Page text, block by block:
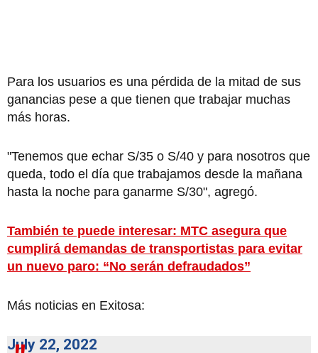
Para los usuarios es una pérdida de la mitad de sus
ganancias pese a que tienen que trabajar muchas
más horas.
"Tenemos que echar S/35 o S/40 y para nosotros que
queda, todo el día que trabajamos desde la mañana
hasta la noche para ganarme S/30", agregó.
También te puede interesar: MTC asegura que
cumplirá demandas de transportistas para evitar
un nuevo paro: “No serán defraudados”
Más noticias en Exitosa:
July 22, 2022